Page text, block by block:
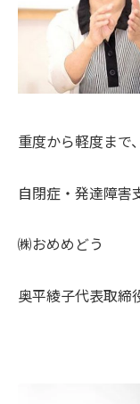
重度から軽度まで
自閉症・発達障害
㈱おめめどう
奥平綾子代表取締